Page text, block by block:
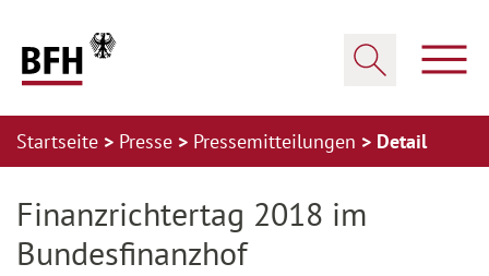
Startseite Presse Pressemitteilungen Detail
Finanzrichtertag 2018 im
Bundesfinanzhof